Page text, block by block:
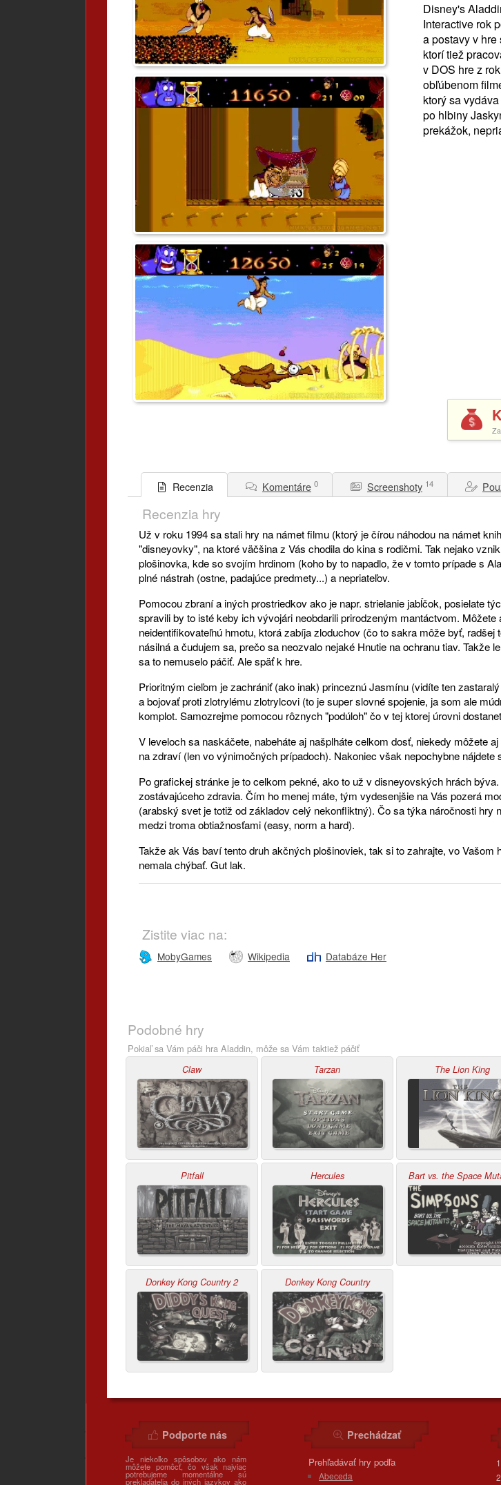
Disney's
Interactive rok
a postavy v
ktorí tiež
v DOS hre z
obľúbenom
ktorý sa
po hlbiny
prekážok,
Za
Recenzia Komentáre 0 Screenshoty 14
Recenzia hry
Už v roku 1994 sa stali hry na námet filmu (ktorý je čírou náhodou na námet
"disneyovky", na ktoré väčšina z Vás chodila do kina s rodičmi. Tak nejako
plošinovka, kde so svojím hrdinom (koho by to napadlo, že v tomto prípade s
plné nástrah (ostne, padajúce predmety...) a nepriateľov.
Pomocou zbraní a iných prostriedkov ako je napr. strielanie jabĺčok, posielate
spravili by to isté keby ich vývojári neobdarili prirodzeným mantáctvom.
neidentifikovateľnú hmotu, ktorá zabíja zloduchov (čo to sakra môže byť,
násilná a čudujem sa, prečo sa neozvalo nejaké Hnutie na ochranu tiav. Takže
sa to nemuselo páčiť. Ale späť k hre.
Prioritným cieľom je zachrániť (ako inak) princeznú Jasmínu (vidíte ten
a bojovať proti zlotrylému zlotrylcovi (to je super slovné spojenie, ja som ale
komplot. Samozrejme pomocou rôznych "podúloh" čo v tej ktorej úrovni
V leveloch sa naskáčete, nabeháte aj našplháte celkom dosť, niekedy môžete
na zdraví (len vo výnimočných prípadoch). Nakoniec však nepochybne
Po grafickej stránke je to celkom pekné, ako to už v disneyovských hrách
zostávajúceho zdravia. Čím ho menej máte, tým vydesenjšie na Vás pozerá
(arabský svet je totiž od základov celý nekonfliktný). Čo sa týka náročnosti
medzi troma obtiažnosťami (easy, norm a hard).
Takže ak Vás baví tento druh akčných plošinoviek, tak si to zahrajte, vo
nemala chýbať. Gut lak.
Zistite viac na:
MobyGames Wikipedia Databáze Her
Podobné hry
Pokiaľ sa Vám páči hra Aladdin, môže sa Vám taktiež páčiť
Claw Tarzan The Lion King
Pitfall Hercules Bart vs. the Space
Donkey Kong Country 2 Donkey Kong Country
Podporte nás
Je niekoľko spôsobov ako nám
môžete pomôcť, čo však najviac
potrebujeme momentálne sú
prekladatelia do iných jazykov ako
Prechádzať
Prehľadávať hry podľa
Abeceda